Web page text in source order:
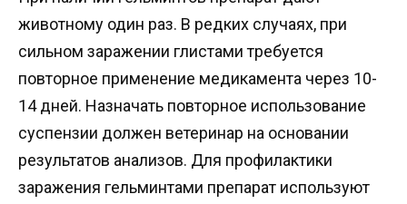
животному один раз. В редких случаях, при
сильном заражении глистами требуется
повторное применение медикамента через 10-
14 дней. Назначать повторное использование
суспензии должен ветеринар на основании
результатов анализов. Для профилактики
заражения гельминтами препарат используют